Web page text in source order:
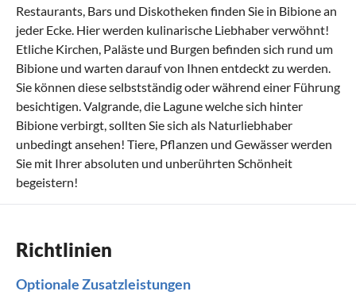
Restaurants, Bars und Diskotheken finden Sie in Bibione an
jeder Ecke. Hier werden kulinarische Liebhaber verwöhnt!
Etliche Kirchen, Paläste und Burgen befinden sich rund um
Bibione und warten darauf von Ihnen entdeckt zu werden.
Sie können diese selbstständig oder während einer Führung
besichtigen. Valgrande, die Lagune welche sich hinter
Bibione verbirgt, sollten Sie sich als Naturliebhaber
unbedingt ansehen! Tiere, Pflanzen und Gewässer werden
Sie mit Ihrer absoluten und unberührten Schönheit
begeistern!
Richtlinien
Optionale Zusatzleistungen